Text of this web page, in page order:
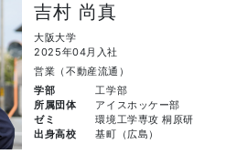
吉村 尚真
大阪大学
2025年04月入社
営業（不動産流通）
学部
工学部
所属団体
アイスホッケー部
ゼミ
環境工学専攻 桐原研
出身高校
基町（広島）